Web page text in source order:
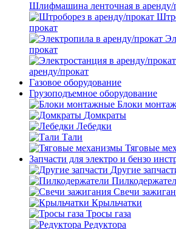
Шлифмашина ленточная в аренду/
прокат
прокат
аренду/прокат
Газовое оборудование
Грузоподъемное оборудование
Блоки
Домкраты
Лебедки
Тали
Тяговые
Запчасти для электро и бензо
Другие
Свечи
Крыльчатки
Тросы газа
Редуктора